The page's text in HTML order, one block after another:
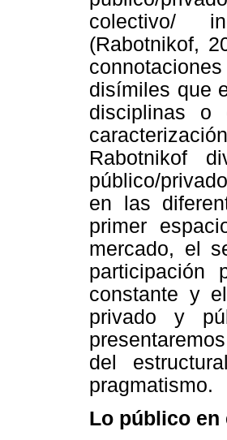
colectivo/
(Rabotnikof,
disímiles que
disciplinas o
Rabotnikof
público/
en las
primer
mercado, el
participación
constante y
privado y
del
pragmatismo.
Lo público